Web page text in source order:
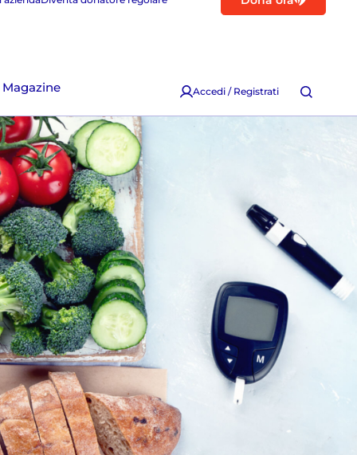
Magazine Accedi / Registrati